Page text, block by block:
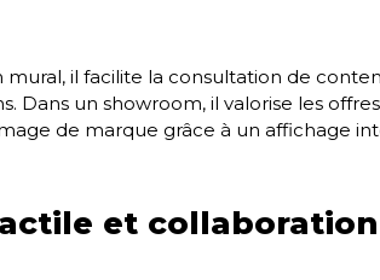
il facilite la consultation de
Dans un showroom, il valorise les
de marque grâce à un affichage
et